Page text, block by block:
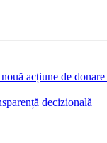
acțiune de
decizională